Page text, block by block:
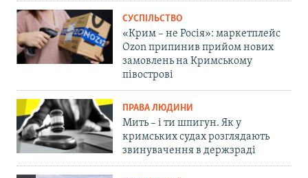
СУСПІЛЬСТВО
«Крим – не Росія»: маркетплейс
Ozon припинив прийом нових
замовлень на Кримському
півострові
ПРАВА ЛЮДИНИ
Мить – і ти шпигун. Як у
кримських судах розглядають
звинувачення в держзраді